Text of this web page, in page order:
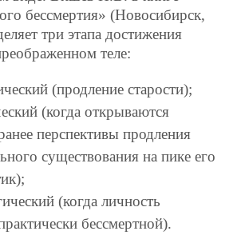
бессмертия» (Новосибирск,
три этапа достижения
теле:
(продление старости);
(когда открываются
перспективы продления
существования на пике его
(когда личность
бессмертной).